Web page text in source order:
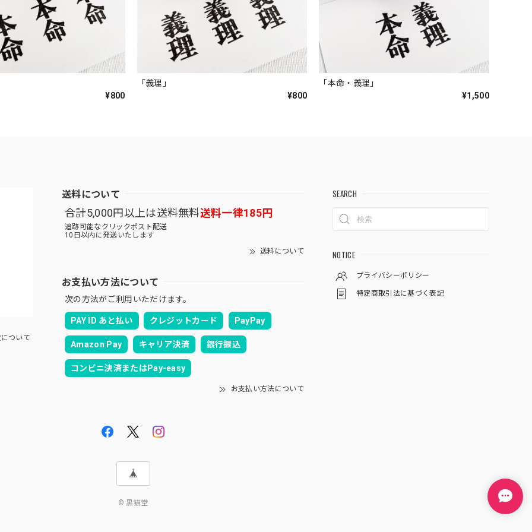
¥800
「義理」
¥800
「本命・義理」
¥1,500
ついて
送料について
合計5,000円以上は送料無料送料一律185円
追跡可能なクリックポスト配送
10日以内に発送いたします
送料について
お支払い方法について
次の方法がご利用いただけます。
PAY ID あと払い クレジットカード PayPay
Amazon Pay キャリア決済 銀行振込
コンビニ決済またはPay-easy
お支払い方法について
SEARCH
NOTICE
プライバシーポリシー
特定商取引法に基づく表記
© 黒猫堂